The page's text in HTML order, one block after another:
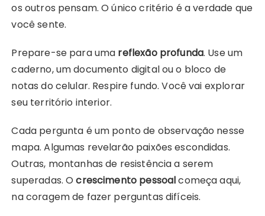
os outros pensam. O único critério é a verdade que
você sente.
Prepare-se para uma reflexão profunda. Use um
caderno, um documento digital ou o bloco de
notas do celular. Respire fundo. Você vai explorar
seu território interior.
Cada pergunta é um ponto de observação nesse
mapa. Algumas revelarão paixões escondidas.
Outras, montanhas de resistência a serem
superadas. Ocrescimento pessoalcomeça aqui,
na coragem de fazer perguntas difíceis.